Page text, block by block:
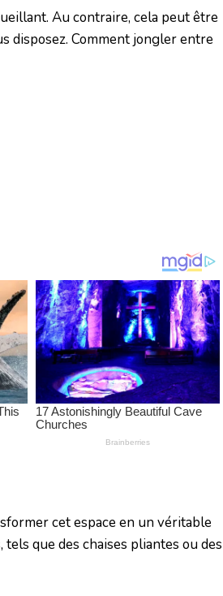
Au contraire, cela peut être
disposez. Comment jongler entre
cet espace en un véritable
que des chaises pliantes ou des